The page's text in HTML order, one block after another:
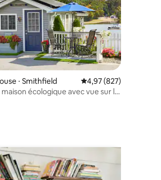
la base de 119 commentaires : 4,96 sur 5
⋅ Smithfield Évaluation moyenne
4,97 (827)
écologique avec vue sur le